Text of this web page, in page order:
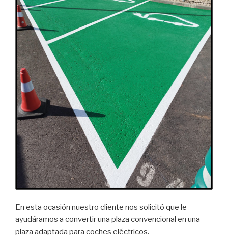
En esta ocasión nuestro cliente nos solicitó que le
ayudáramos a convertir una plaza convencional en una
plaza adaptada para coches eléctricos.